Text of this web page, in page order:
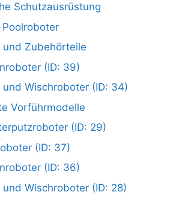
Schutzausrüstung
Poolroboter
und Zubehörteile
(ID: 39)
und Wischroboter (ID: 34)
Vorführmodelle
(ID: 29)
(ID: 37)
(ID: 36)
und Wischroboter (ID: 28)